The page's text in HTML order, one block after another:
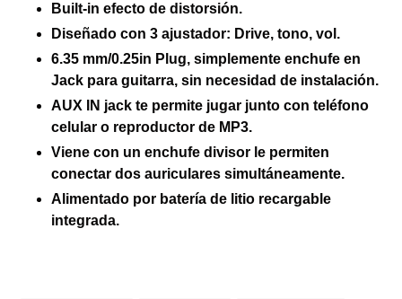
Built-in efecto de distorsión.
Diseñado con 3 ajustador: Drive, tono, vol.
6.35 mm/0.25in Plug, simplemente enchufe en
Jack para guitarra, sin necesidad de instalación.
AUX IN jack te permite jugar junto con teléfono
celular o reproductor de MP3.
Viene con un enchufe divisor le permiten
conectar dos auriculares simultáneamente.
Alimentado por batería de litio recargable
integrada.